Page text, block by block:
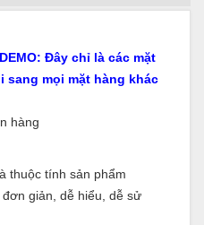
Đây chỉ là các mặt
sang mọi mặt hàng khác
hàng
thuộc tính sản phẩm
giản, dễ hiểu, dễ sử